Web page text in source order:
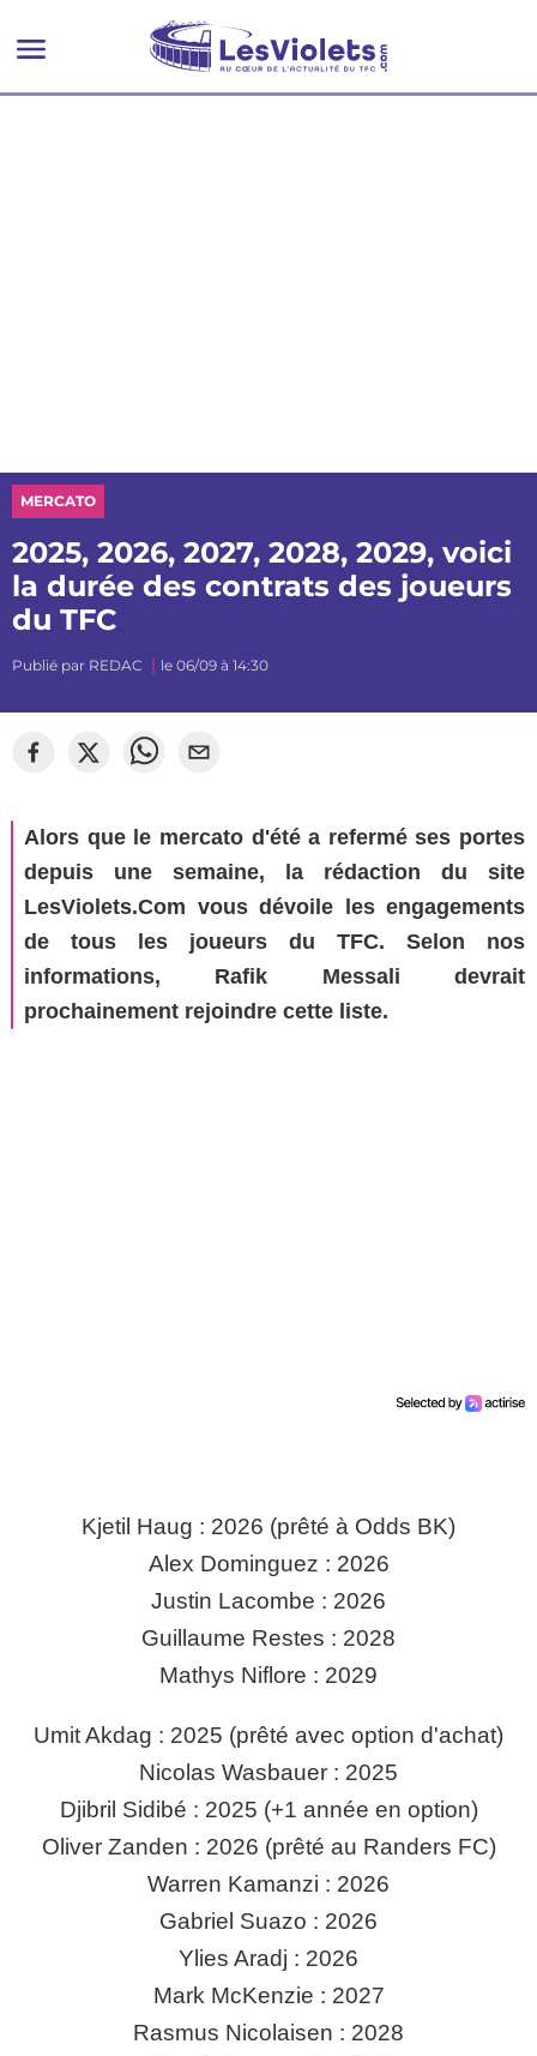
MERCATO
2025, 2026, 2027, 2028, 2029, voici
la durée des contrats des joueurs
du TFC
Publié par REDAC le 06/09 à 14:30
Alors que le mercato d'été a refermé ses portes
depuis une semaine, la rédaction du site
LesViolets.Com vous dévoile les engagements
de tous les joueurs du TFC. Selon nos
informations, Rafik Messali devrait
prochainement rejoindre cette liste.
Kjetil Haug : 2026 (prêté à Odds BK)
Alex Dominguez : 2026
Justin Lacombe : 2026
Guillaume Restes : 2028
Mathys Niflore : 2029
Umit Akdag : 2025 (prêté avec option d'achat)
Nicolas Wasbauer : 2025
Djibril Sidibé : 2025 (+1 année en option)
Oliver Zanden : 2026 (prêté au Randers FC)
Warren Kamanzi : 2026
Gabriel Suazo : 2026
Ylies Aradj : 2026
Mark McKenzie : 2027
Rasmus Nicolaisen : 2028